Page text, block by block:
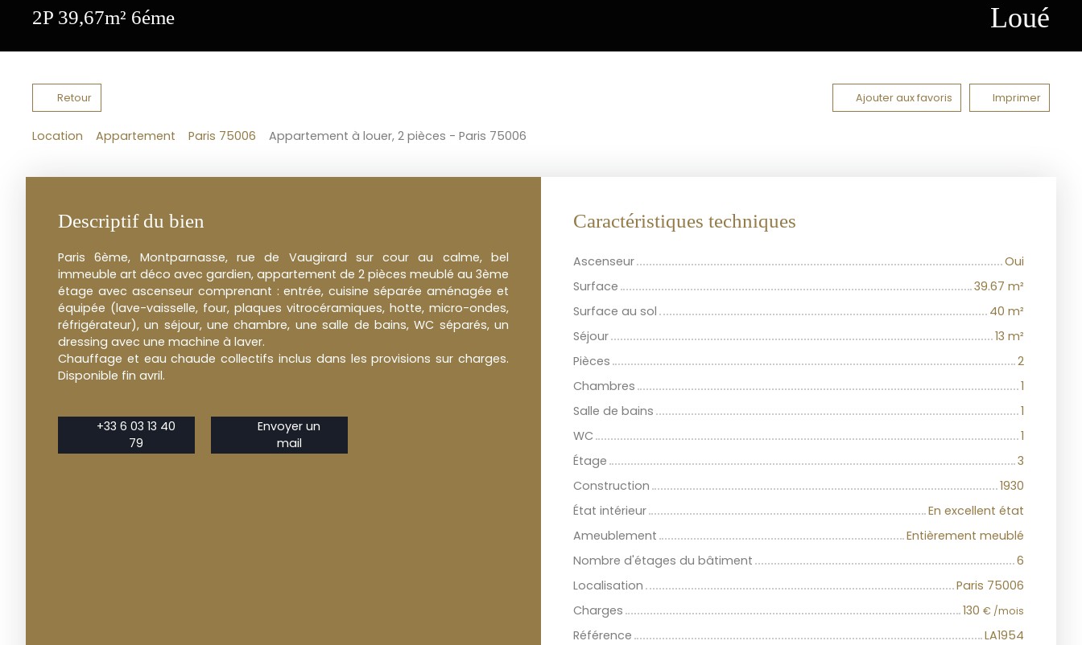
2P 39,67m² 6éme Loué
Retour Ajouter aux favoris Imprimer
Location Appartement Paris 75006 Appartement à louer, 2 pièces - Paris 75006
Descriptif du bien
Paris 6ème, Montparnasse, rue de Vaugirard sur cour au calme, bel
immeuble art déco avec gardien, appartement de 2 pièces meublé au 3ème
étage avec ascenseur comprenant : entrée, cuisine séparée aménagée et
équipée (lave-vaisselle, four, plaques vitrocéramiques, hotte, micro-ondes,
réfrigérateur), un séjour, une chambre, une salle de bains, WC séparés, un
dressing avec une machine à laver.
Chauffage et eau chaude collectifs inclus dans les provisions sur charges.
Disponible fin avril.
+33 6 03 13 40
79
Envoyer un
mail
Caractéristiques techniques
Ascenseur
Oui
Surface
39.67 m²
Surface au sol
40 m²
Séjour
13 m²
Pièces
2
Chambres
1
Salle de bains
1
WC
1
Étage
3
Construction
1930
État intérieur
En excellent état
Ameublement
Entièrement meublé
Nombre d'étages du bâtiment
6
Localisation
Paris 75006
Charges
130 € /mois
Référence LA1954